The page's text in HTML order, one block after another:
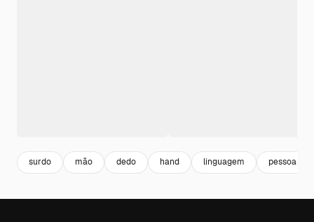
surdo mão dedo hand linguagem pessoa